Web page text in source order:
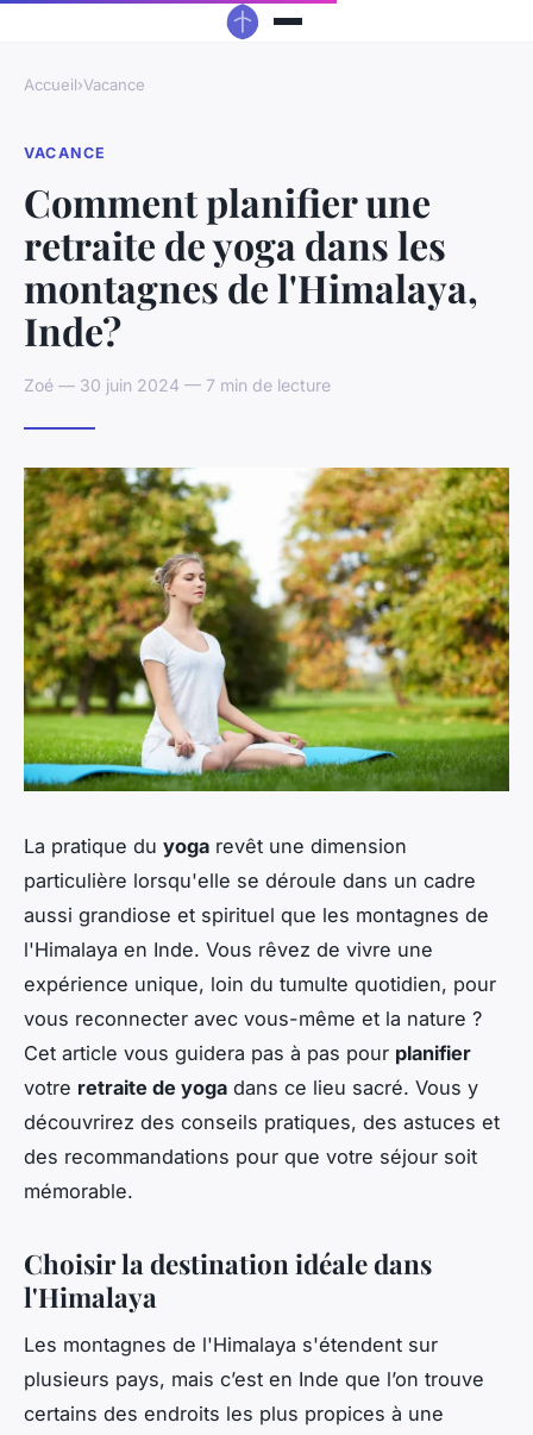
Accueil›Vacance
VACANCE
Comment planifier une
retraite de yoga dans les
montagnes de l'Himalaya,
Inde?
Zoé — 30 juin 2024 — 7 min de lecture
La pratique du yoga revêt une dimension
particulière lorsqu'elle se déroule dans un cadre
aussi grandiose et spirituel que les montagnes de
l'Himalaya en Inde. Vous rêvez de vivre une
expérience unique, loin du tumulte quotidien, pour
vous reconnecter avec vous-même et la nature ?
Cet article vous guidera pas à pas pour planifier
votre retraite de yoga dans ce lieu sacré. Vous y
découvrirez des conseils pratiques, des astuces et
des recommandations pour que votre séjour soit
mémorable.
Choisir la destination idéale dans
l'Himalaya
Les montagnes de l'Himalaya s'étendent sur
plusieurs pays, mais c’est en Inde que l’on trouve
certains des endroits les plus propices à une